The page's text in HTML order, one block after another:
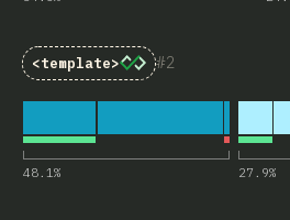
2
<template>
48.1% 27.9%